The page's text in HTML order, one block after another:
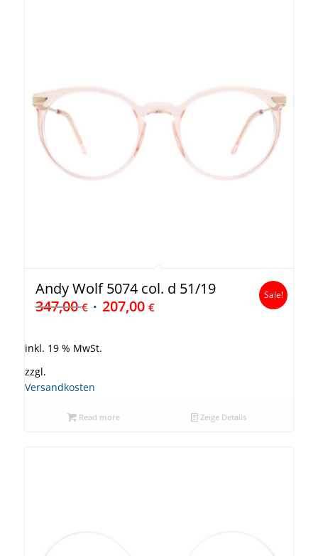
Andy Wolf 5074 col. d 51/19
347,00€ 207,00 €
Sale!
inkl. 19 % MwSt.
zzgl.
Versandkosten
Read more Zeige Details